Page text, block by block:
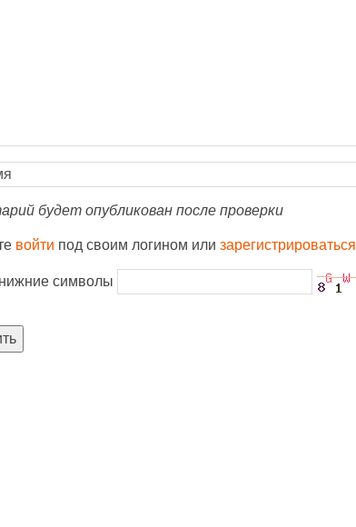
будет опубликован после проверки
войти под своим логином или зарегистрироваться
символы